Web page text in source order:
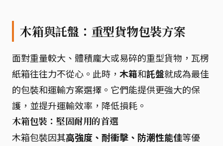
木箱與託盤：重型貨物包裝方案
面對重量較大、體積龐大或易碎的重型貨物，瓦楞
紙箱往往力不從心。此時， 木箱和託盤就成為最佳
的包裝和運輸方案選擇。它們能提供更強大的保
護，並提升運輸效率，降低損耗。
木箱包裝：堅固耐用的首選
木箱包裝因其高強度、耐衝擊、防潮性能佳等優